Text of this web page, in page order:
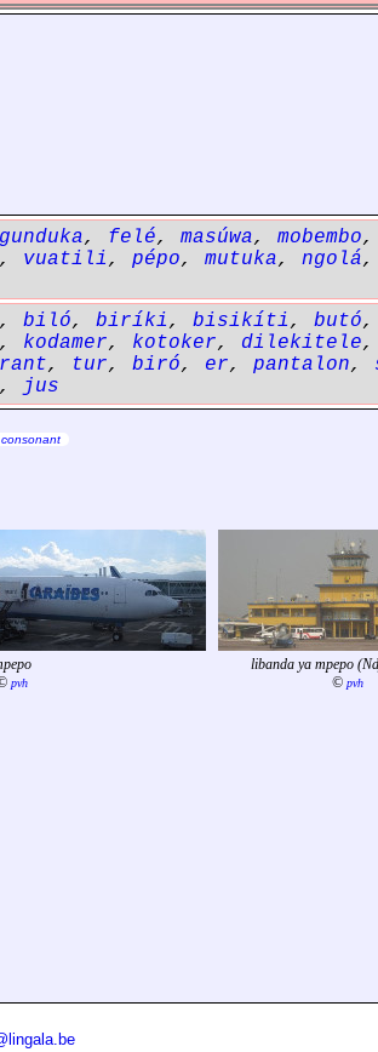
, felé, masúwa, mobembo,
, vuatili, pépo, mutuka, ngolá,
, biló, biríki, bisikíti, butó,
, kodamer, kotoker, dilekitele,
, tur, biró, er, pantalon,
, jus
pvh
libanda ya mpepo
© pvh